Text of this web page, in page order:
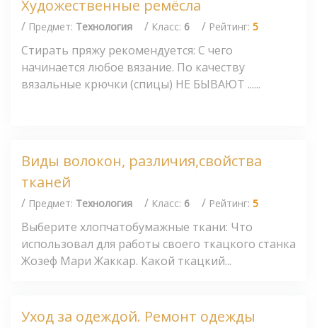
Художественные ремёсла
/ Предмет: Технология / Класс: 6 / Рейтинг: 5
Стирать пряжу рекомендуется: С чего
начинается любое вязание. По качеству
вязальные крючки (спицы) НЕ БЫВАЮТ ......
Виды волокон, различия,свойства
тканей
/ Предмет: Технология / Класс: 6 / Рейтинг: 5
Выберите хлопчатобумажные ткани: Что
использовал для работы своего ткацкого станка
Жозеф Мари Жаккар. Какой ткацкий...
Уход за одеждой. Ремонт одежды